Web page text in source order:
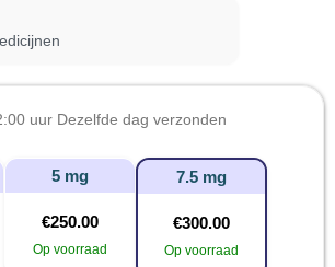
uur Dezelfde dag verzonden
5 mg
€250.00
Op voorraad
7.5 mg
€300.00
Op voorraad